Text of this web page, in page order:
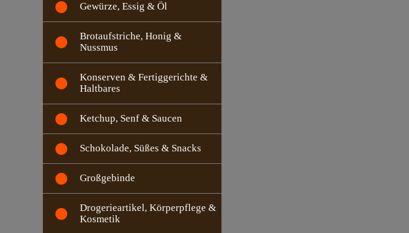
Gewürze, Essig & Öl
Brotaufstriche, Honig &
Nussmus
Konserven & Fertiggerichte &
Haltbares
Ketchup, Senf & Saucen
Schokolade, Süßes & Snacks
Großgebinde
Drogerieartikel, Körperpflege &
Kosmetik